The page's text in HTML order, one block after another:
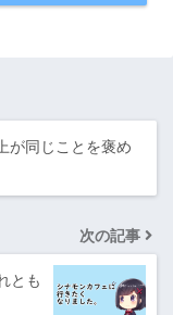
が同じことを褒め
次の記事
とも